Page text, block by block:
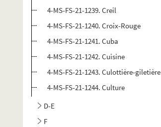
4-MS-FS-21-1239. Creil
4-MS-FS-21-1240. Croix-Rouge
4-MS-FS-21-1241. Cuba
4-MS-FS-21-1242. Cuisine
4-MS-FS-21-1243. Culottière-giletière
4-MS-FS-21-1244. Culture
D-E
F